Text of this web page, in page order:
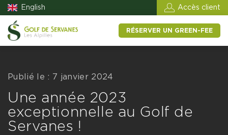
English Accès client
RÉSERVER UN GREEN-FEE
Publié le : 7 janvier 2024
Une année 2023
exceptionnelle au Golf de
Servanes !